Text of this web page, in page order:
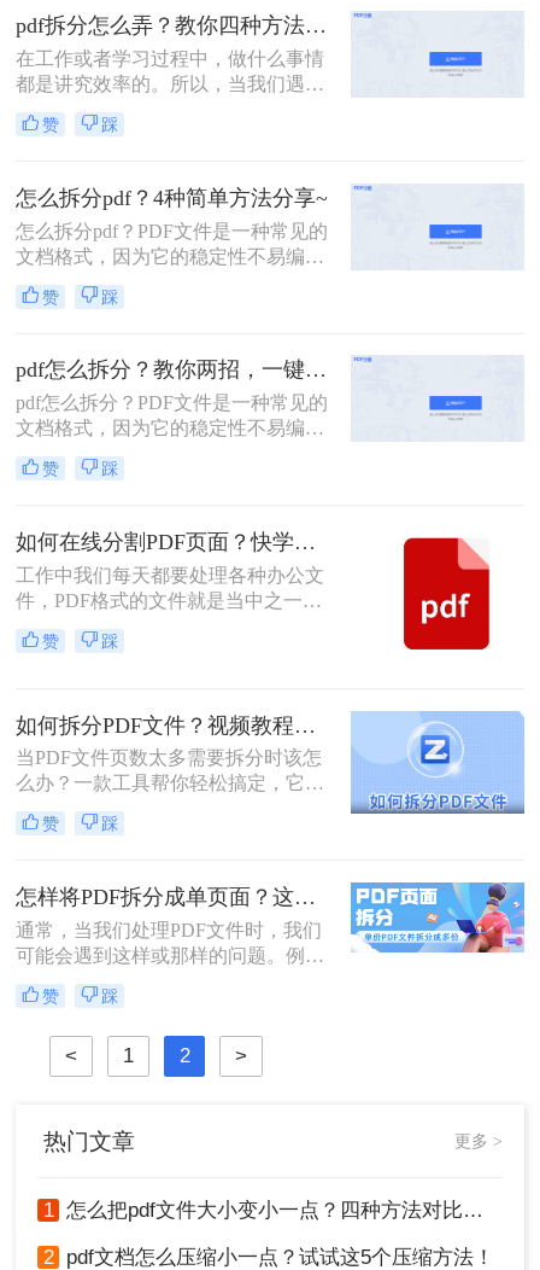
绍二种切割PDF文件的方法。
pdf拆分怎么弄？教你四种方法轻松搞定！
在工作或者学习过程中，做什么事情
都是讲究效率的。所以，当我们遇到
内容又多篇幅又长的PDF文件时，根
本来不及花太多时间去仔细阅读，这
多个文件以便我们快速查阅。那么有
没有更加简便高效的方法可以让我们
实现这一操作呢？今天我就推荐三个
实用的方法来教你pdf拆分怎么弄，让
你快速提高文件处理效率。
赞 踩
怎么拆分pdf？4种简单方法分享~
怎么拆分pdf？PDF文件是一种常见的
文档格式，因为它的稳定性不易编辑
修改，是很多职场人共享文档的首选
格式。有时候我们碰到那种内容又多
成多个文件是一个不错的办法，下面
就给大家分享几招！
赞 踩
pdf怎么拆分？教你两招，一键快速拆分！
pdf怎么拆分？PDF文件是一种常见的
文档格式，因为它的稳定性不易编辑
修改，是很多职场人共享文档的首选
格式。有时候我们碰到那种内容又多
成多个文件是一个不错的办法，下面
就给大家分享几招！
赞 踩
如何在线分割PDF页面？快学一学这个方法吧
工作中我们每天都要处理各种办公文
件，PDF格式的文件就是当中之一，
PDF文件兼容性不错，可以保证打印
或发送时打印或发送的格式不会发生
取出来，用哪种方法比较方便？当
然，也有方便的方法，比如借助专业
的PDF转换器来分割PDF文件
赞 踩
如何拆分PDF文件？视频教程手把手教会你!
当PDF文件页数太多需要拆分时该怎
么办？一款工具帮你轻松搞定，它就
是转转大师PDF转换器。打开转转大
师PDF转换器，点击文件处理，选择
件，设置分割方式，可以选择按页分
割，也可以选择自定义分割，点击开
始转换文件即可分割，最后前往文件
保存位置，就可以看到分割后的文件
了，有用的知识又增加了。
赞 踩
怎样将PDF拆分成单页面？这两种PDF拆分方法轻松搞定！
通常，当我们处理PDF文件时，我们
可能会遇到这样或那样的问题。例
如，将PDF文件转换为其他格式文
件，或压缩过大的PDF文件等。
赞 踩
< 1 2 >
热门文章 更多 >
1 怎么把pdf文件大小变小一点？四种方法对比，一看就懂！
2 pdf文档怎么压缩小一点？试试这5个压缩方法！